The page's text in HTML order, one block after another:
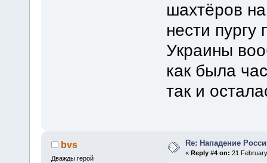
шахтёров
нести
Украины
как была
так и
bvs
Дважды герой
Re: Нападение
«Reply #4 on: 21